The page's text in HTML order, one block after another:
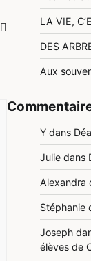
LA VIE,
DES
Aux
Y dans
Julie dans
Alexandra
Stéphanie
Joseph
élèves de